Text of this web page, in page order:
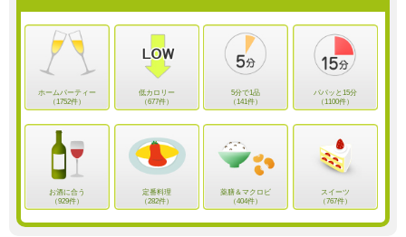
ホームパーティー
（1752件）
低カロリー
（677件）
5分で1品
（141件）
パパッと15分
（1100件）
お酒に合う
（929件）
定番料理
（282件）
薬膳＆マクロビ
（404件）
スイーツ
（767件）